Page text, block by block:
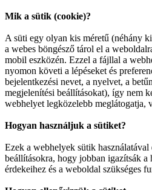
Mik a sütik (cookie)?
A süti egy olyan kis méretű (néhány
a webes böngésző tárol el a
mobil eszközén. Ezzel a fájllal a
nyomon követi a lépéseket és
bejelentkezési nevet, a nyelvet, a
megjelenítési beállításokat), így nem
webhelyet legközelebb meglátogatja,
Hogyan használjuk a sütiket?
Ezek a webhelyek sütik
beállításokra, hogy jobban igazítsák a
érdekeihez és a weboldal szükséges